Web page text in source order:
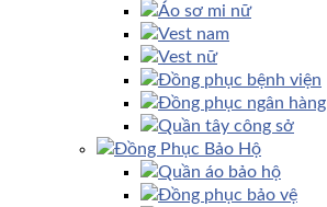
Áo sơ mi nữ
Vest nam
Vest nữ
Đồng phục bệnh viện
Đồng phục ngân hàng
Quần tây công sở
Đồng Phục Bảo Hộ
Quần áo bảo hộ
Đồng phục bảo vệ